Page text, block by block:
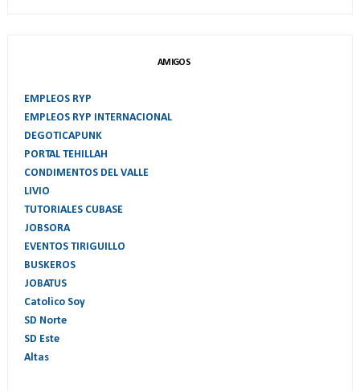
AMIGOS
EMPLEOS RYP
EMPLEOS RYP INTERNACIONAL
DEGOTICAPUNK
PORTAL TEHILLAH
CONDIMENTOS DEL VALLE
LIVIO
TUTORIALES CUBASE
JOBSORA
EVENTOS TIRIGUILLO
BUSKEROS
JOBATUS
Catolico Soy
SD Norte
SD Este
Altas